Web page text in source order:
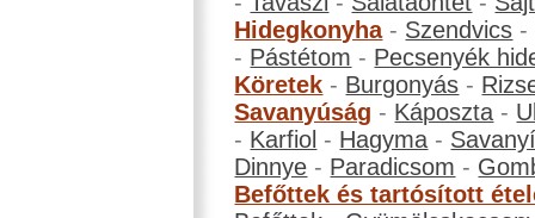
Hidegkonyha- Szendvics -
- Pástétom - Pecsenyék
Köretek - Burgonyás -
Savanyúság - Káposzta -
- Karfiol - Hagyma -
Dinnye - Paradicsom -
Befőttek és tartósított